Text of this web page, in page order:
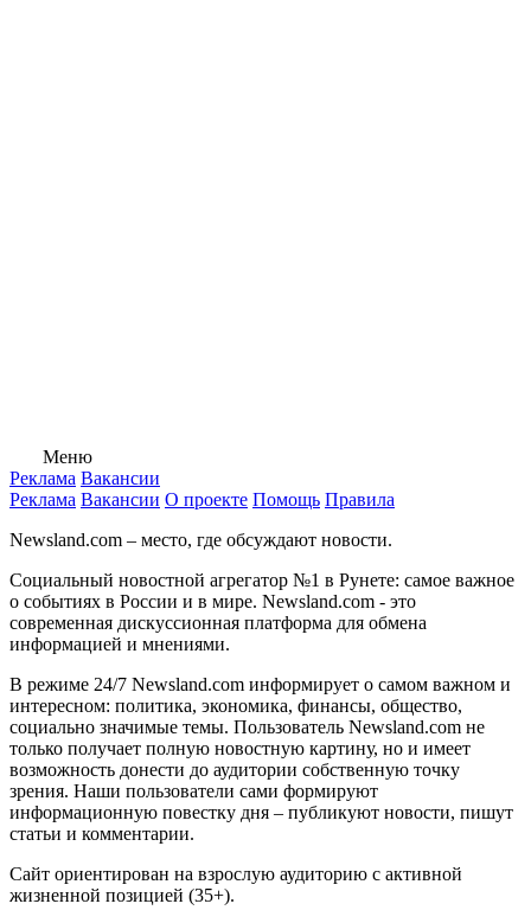
Меню
Реклама Вакансии
Реклама Вакансии О проекте Помощь Правила
Newsland.com – место, где обсуждают новости.
Социальный новостной агрегатор №1 в Рунете: самое важное
о событиях в России и в мире. Newsland.com - это
современная дискуссионная платформа для обмена
информацией и мнениями.
В режиме 24/7 Newsland.com информирует о самом важном и
интересном: политика, экономика, финансы, общество,
социально значимые темы. Пользователь Newsland.com не
только получает полную новостную картину, но и имеет
возможность донести до аудитории собственную точку
зрения. Наши пользователи сами формируют
информационную повестку дня – публикуют новости, пишут
статьи и комментарии.
Сайт ориентирован на взрослую аудиторию с активной
жизненной позицией (35+).